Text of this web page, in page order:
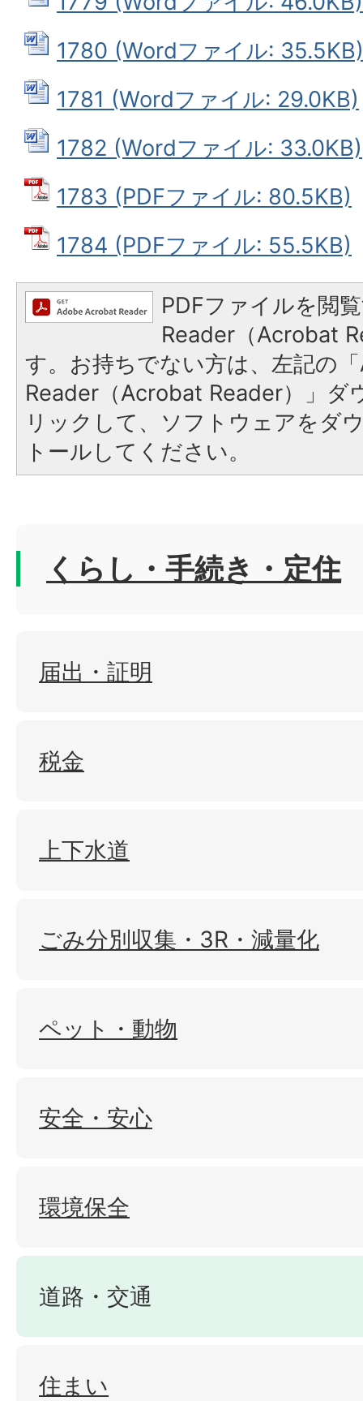
1780 (Wordファイル: 35.5KB)
1781 (Wordファイル: 29.0KB)
1782 (Wordファイル: 33.0KB)
1783 (PDFファイル: 80.5KB)
1784 (PDFファイル: 55.5KB)
PDFファイルを閲
Reader（Acrobat
す。お持ちでない方は、左記の
Reader（Acrobat Reader）」ダ
リックして、ソフトウェアをダ
トールしてください。
くらし・手続き・定住
届出・証明
税金
上下水道
ごみ分別収集・3R・減量化
ペット・動物
安全・安心
環境保全
道路・交通
住まい